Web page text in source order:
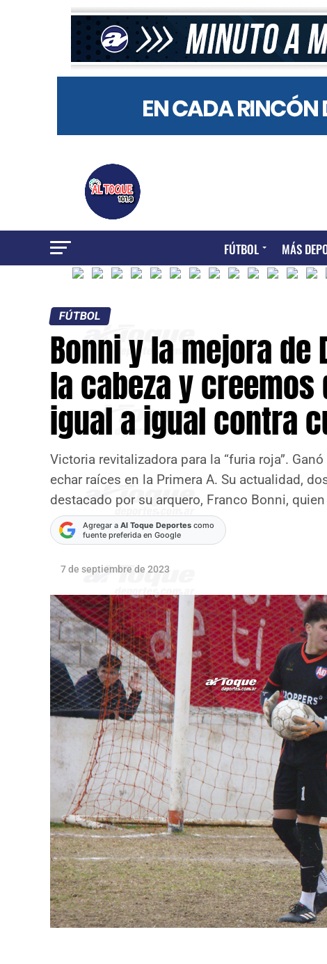
FÚTBOL MÁS
FÚTBOL
Bonni y la mejora de
la cabeza y
igual a igual contra
Victoria revitalizadora para la “furia roja”.
echar raíces en la Primera A. Su actualidad,
destacado por su arquero, Franco Bonni,
Agregar a Al Toque Deportes como
fuente preferida en Google
7 de septiembre de 2023